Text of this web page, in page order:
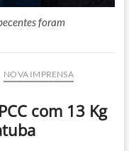
foram
NOVA IMPRENSA
com 13 Kg